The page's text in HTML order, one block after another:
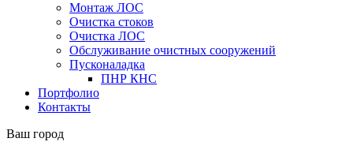
Монтаж ЛОС
Очистка стоков
Очистка ЛОС
Обслуживание очистных сооружений
Пусконаладка
ПНР КНС
Портфолио
Контакты
Ваш город